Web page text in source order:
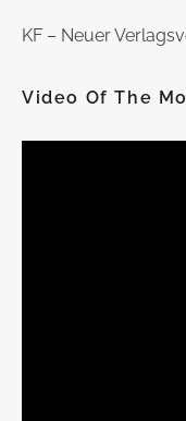
KF – Neuer
Video Of The